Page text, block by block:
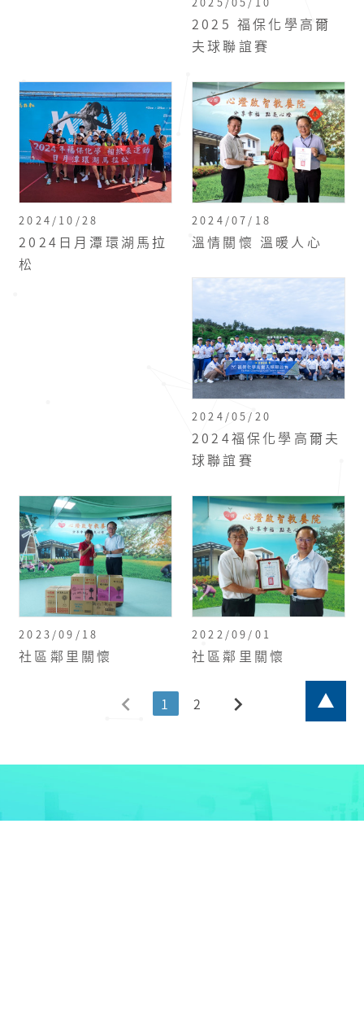
2025 福保化學高爾
夫球聯誼賽
2024/10/28
2024日月潭環湖馬拉
松
2024/07/18
溫情關懷 溫暖人心
2024/05/20
2024福保化學高爾夫
球聯誼賽
2023/09/18
社區鄰里關懷
2022/09/01
社區鄰里關懷
chevron_left 1 2 chevron_right
聯絡我們